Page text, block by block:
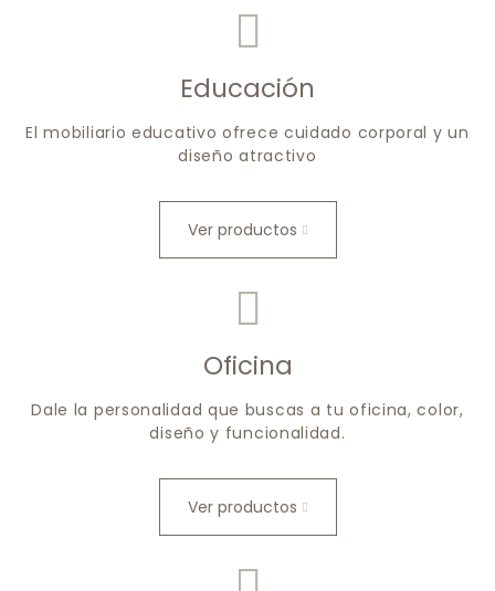
Educación
El mobiliario educativo ofrece cuidado corporal y un
diseño atractivo
Ver productos
Oficina
Dale la personalidad que buscas a tu oficina, color,
diseño y funcionalidad.
Ver productos